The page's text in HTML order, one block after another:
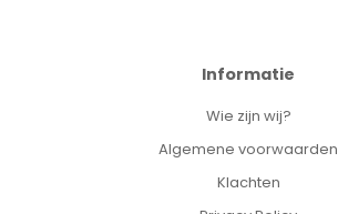
Informatie
Wie zijn wij?
Algemene voorwaarden
Klachten